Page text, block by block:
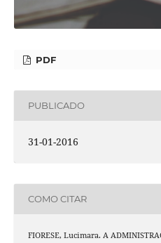
PDF
PUBLICADO
31-01-2016
COMO CITAR
FIORESE, Lucimara. A